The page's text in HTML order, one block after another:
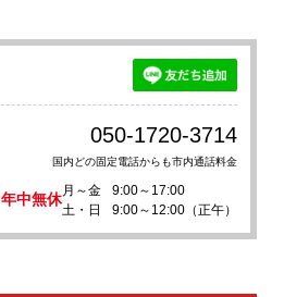
050-1720-3714
国内どの固定電話からも市内通話料金
年中無休
月～金
9:00～17:00
土・日
9:00～12:00（正午）